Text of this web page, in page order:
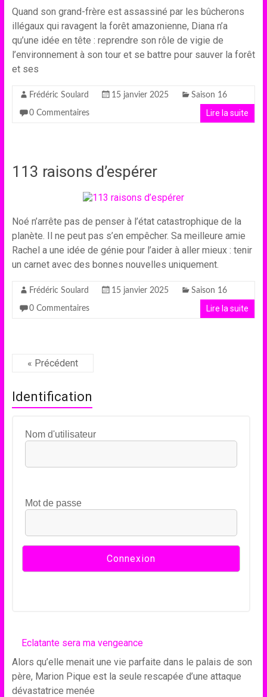
Quand son grand-frère est assassiné par les bûcherons
illégaux qui ravagent la forêt amazonienne, Diana n’a
qu’une idée en tête : reprendre son rôle de vigie de
l’environnement à son tour et se battre pour sauver la forêt
et ses
Frédéric Soulard 15 janvier 2025 Saison 16
0 Commentaires Lire la suite
113 raisons d’espérer
Noé n’arrête pas de penser à l’état catastrophique de la
planète. Il ne peut pas s’en empêcher. Sa meilleure amie
Rachel a une idée de génie pour l’aider à aller mieux : tenir
un carnet avec des bonnes nouvelles uniquement.
Frédéric Soulard 15 janvier 2025 Saison 16
0 Commentaires Lire la suite
« Précédent
Identification
Nom d'utilisateur
Mot de passe
Eclatante sera ma vengeance
Alors qu’elle menait une vie parfaite dans le palais de son
père, Marion Pique est la seule rescapée d’une attaque
dévastatrice menée